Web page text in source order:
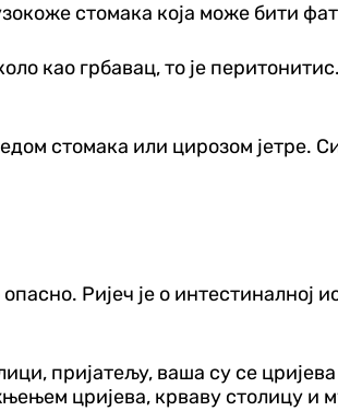
стомака која може бити
као грбавац, то је
стомака или цирозом јетре.
Ријеч је о интестиналној
пријатељу, ваша су се
цријева, крваву столицу и